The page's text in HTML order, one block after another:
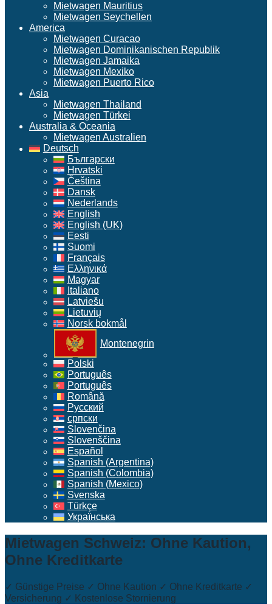
Mietwagen Mauritius
Mietwagen Seychellen
America
Mietwagen Curacao
Mietwagen Dominikanischen Republik
Mietwagen Jamaika
Mietwagen Mexiko
Mietwagen Puerto Rico
Asia
Mietwagen Thailand
Mietwagen Türkei
Australia & Oceania
Mietwagen Australien
Deutsch
Български
Hrvatski
Čeština
Dansk
Nederlands
English
English (UK)
Eesti
Suomi
Français
Ελληνικά
Magyar
Italiano
Latviešu
Lietuvių
Norsk bokmål
Montenegrin
Polski
Português
Português
Română
Русский
српски
Slovenčina
Slovenščina
Español
Spanish (Argentina)
Spanish (Colombia)
Spanish (Mexico)
Svenska
Türkçe
Українська
Mietwagen Schweiz: Ohne Kaution,
Ohne Kreditkarte
✓ Günstige Preise ✓ Ohne Kaution ✓ Ohne Kreditkarte ✓
Versicherung ✓ Kostenlose Stornierung